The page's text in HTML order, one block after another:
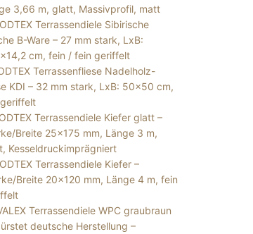
3,66 m, glatt, Massivprofil, matt
Terrassendiele Sibirische
B-Ware – 27 mm stark, LxB:
cm, fein / fein geriffelt
Terrassenfliese Nadelholz-
KDI – 32 mm stark, LxB: 50×50 cm,
Terrassendiele Kiefer glatt –
Breite 25×175 mm, Länge 3 m,
Kesseldruckimprägniert
Terrassendiele Kiefer –
Breite 20×120 mm, Länge 4 m, fein
Terrassendiele WPC graubraun
deutsche Herstellung –